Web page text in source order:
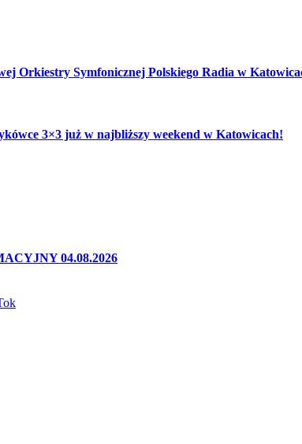
Orkiestry Symfonicznej Polskiego Radia w
3×3 już w najbliższy weekend w Katowicach!
04.08.2026